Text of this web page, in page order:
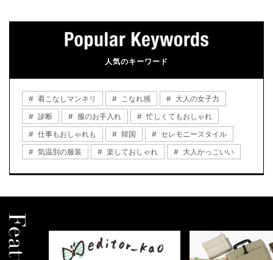
人気のキーワード
着こなしマンネリ こなれ感
大人の女子力
診断
服のお手入れ
忙しくてもおしゃれ
仕事もおしゃれも
韓国
セレモニースタイル
気温別の服装
楽しておしゃれ 大人かっこいい